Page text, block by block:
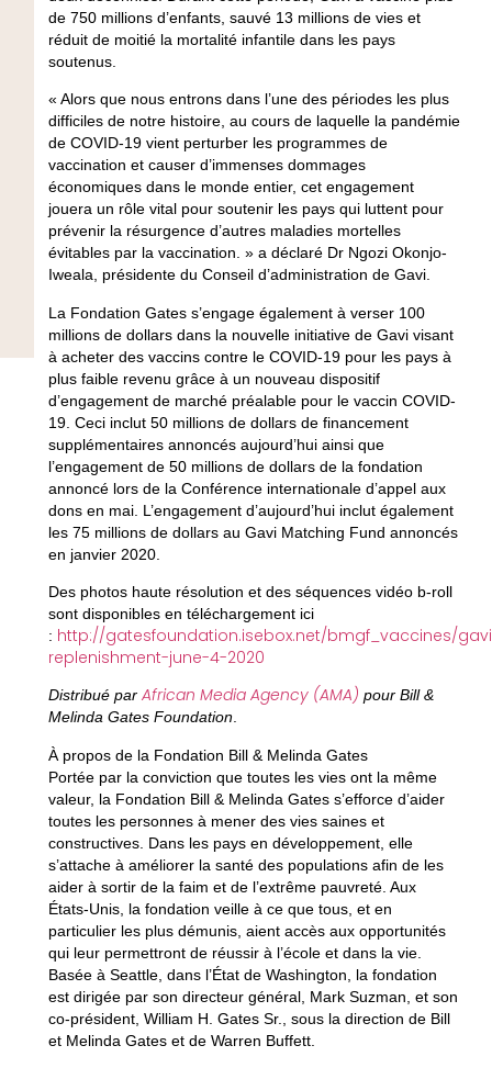
de 750 millions d’enfants, sauvé 13 millions de vies et
réduit de moitié la mortalité infantile dans les pays
soutenus.
« Alors que nous entrons dans l’une des périodes les plus
difficiles de notre histoire, au cours de laquelle la pandémie
de COVID-19 vient perturber les programmes de
vaccination et causer d’immenses dommages
économiques dans le monde entier, cet engagement
jouera un rôle vital pour soutenir les pays qui luttent pour
prévenir la résurgence d’autres maladies mortelles
évitables par la vaccination. » a déclaré Dr Ngozi Okonjo-
Iweala, présidente du Conseil d’administration de Gavi.
La Fondation Gates s’engage également à verser 100
millions de dollars dans la nouvelle initiative de Gavi visant
à acheter des vaccins contre le COVID-19 pour les pays à
plus faible revenu grâce à un nouveau dispositif
d’engagement de marché préalable pour le vaccin COVID-
19. Ceci inclut 50 millions de dollars de financement
supplémentaires annoncés aujourd’hui ainsi que
l’engagement de 50 millions de dollars de la fondation
annoncé lors de la Conférence internationale d’appel aux
dons en mai. L’engagement d’aujourd’hui inclut également
les 75 millions de dollars au Gavi Matching Fund annoncés
en janvier 2020.
Des photos haute résolution et des séquences vidéo b-roll
sont disponibles en téléchargement ici
: http://gatesfoundation.isebox.net/bmgf_vaccines/
replenishment-june-4-2020
Distribué par African Media Agency (AMA) pour Bill &
Melinda Gates Foundation.
À propos de la Fondation Bill & Melinda Gates
Portée par la conviction que toutes les vies ont la même
valeur, la Fondation Bill & Melinda Gates s’efforce d’aider
toutes les personnes à mener des vies saines et
constructives. Dans les pays en développement, elle
s’attache à améliorer la santé des populations afin de les
aider à sortir de la faim et de l’extrême pauvreté. Aux
États-Unis, la fondation veille à ce que tous, et en
particulier les plus démunis, aient accès aux opportunités
qui leur permettront de réussir à l’école et dans la vie.
Basée à Seattle, dans l’État de Washington, la fondation
est dirigée par son directeur général, Mark Suzman, et son
co-président, William H. Gates Sr., sous la direction de Bill
et Melinda Gates et de Warren Buffett.